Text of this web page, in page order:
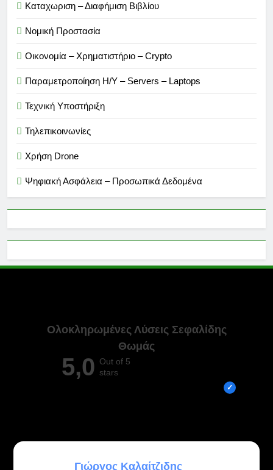
Καταχωριση – Διαφήμιση Βιβλίου
Νομική Προστασία
Οικονομία – Χρηματιστήριο – Crypto
Παραμετροποίηση Η/Υ – Servers – Laptops
Τεχνική Υποστήριξη
Τηλεπικοινωνίες
Χρήση Drone
Ψηφιακή Ασφάλεια – Προσωπικά Δεδομένα
Ολοκληρωμένες Λύσεις Σεφαλίδης
Θωμάς
5,0 Out of 5
stars
ATHANASIOS PLAKAROS